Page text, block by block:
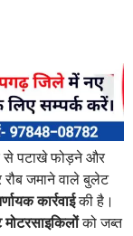
पटाखे फोड़ने और
रौब जमाने वाले बुलेट
कार्रवाईकी है।
को जब्त